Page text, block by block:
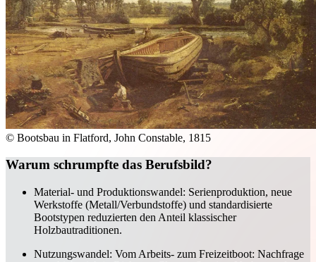
© Bootsbau in Flatford, John Constable, 1815
Warum schrumpfte das Berufsbild?
Material- und Produktionswandel: Serienproduktion, neue
Werkstoffe (Metall/Verbundstoffe) und standardisierte
Bootstypen reduzierten den Anteil klassischer
Holzbautraditionen.
Nutzungswandel: Vom Arbeits- zum Freizeitboot: Nachfrage